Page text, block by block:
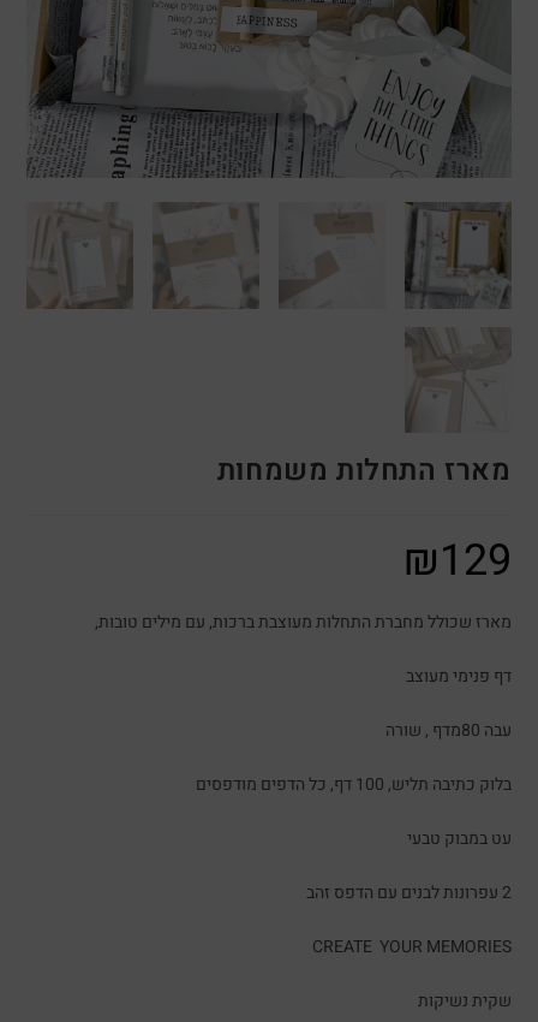
מארז התחלות משמחות
₪129
מארז שכולל מחברת התחלות מעוצבת ברכות, עם מילים טובות,
דף פנימי מעוצב
עבה 80מדף , שורה
בלוק כתיבה תליש, 100 דף, כל הדפים מודפסים
עט במבוק טבעי
2 עפרונות לבנים עם הדפס זהב
CREATE YOUR MEMORIES
שקית נשיקות